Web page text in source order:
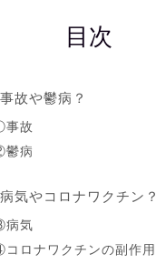
目次
故や鬱病？
事故
鬱病
気やコロナワクチン？
病気
ロナワクチンの副作用